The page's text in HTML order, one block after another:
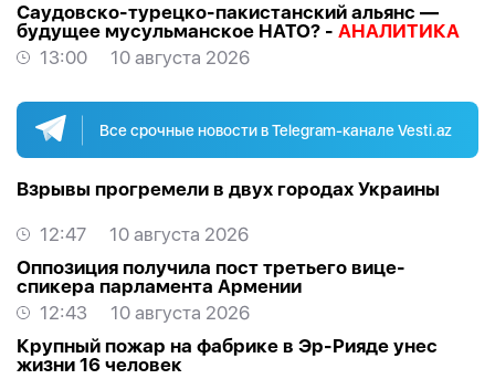
Саудовско-турецко-пакистанский альянс —
будущее мусульманское НАТО? - АНАЛИТИКА
13:00
10 августа 2026
Все срочные новости в Telegram-канале Vesti.az
Взрывы прогремели в двух городах Украины
12:47
10 августа 2026
Оппозиция получила пост третьего вице-
спикера парламента Армении
12:43
10 августа 2026
Крупный пожар на фабрике в Эр-Рияде унес
жизни 16 человек